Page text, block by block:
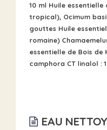
10 ml Huile
tropical), Ocimum
gouttes Huile
romaine)
essentielle de Bois de
camphora CT linalol :
EAU